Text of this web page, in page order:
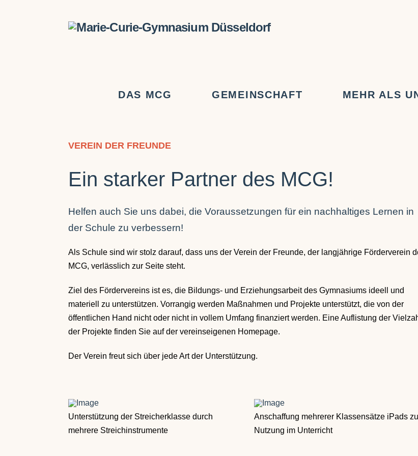
DAS MCG GEMEINSCHAFT MEHR ALS
VEREIN DER FREUNDE
Ein starker Partner des MCG!
Helfen auch Sie uns dabei, die Voraussetzungen für ein nachhaltiges Lernen in
der Schule zu verbessern!
Als Schule sind wir stolz darauf, dass uns der Verein der Freunde, der langjährige Förderverein
MCG, verlässlich zur Seite steht.
Ziel des Fördervereins ist es, die Bildungs- und Erziehungsarbeit des Gymnasiums ideell und
materiell zu unterstützen. Vorrangig werden Maßnahmen und Projekte unterstützt, die von der
öffentlichen Hand nicht oder nicht in vollem Umfang finanziert werden. Eine Auflistung der
der Projekte finden Sie auf der vereinseigenen Homepage.
Der Verein freut sich über jede Art der Unterstützung.
Unterstützung der Streicherklasse durch
mehrere Streichinstrumente
Anschaffung mehrerer Klassensätze iPads
Nutzung im Unterricht